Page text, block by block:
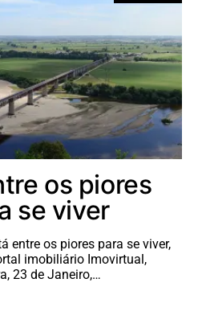
os piores
se viver
entre os piores para se viver,
imobiliário Imovirtual,
23 de Janeiro,…